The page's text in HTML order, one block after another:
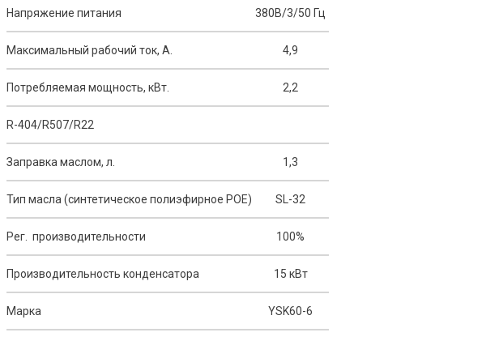
Напряжение питания 380В/3/50 Гц
Максимальный рабочий ток, А. 4,9
Потребляемая мощность, кВт. 2,2
R-404/R507/R22
Заправка маслом, л. 1,3
Тип масла (синтетическое полиэфирное POE) SL-32
Рег. производительности 100%
Производительность конденсатора 15 кВт
Марка YSK60-6